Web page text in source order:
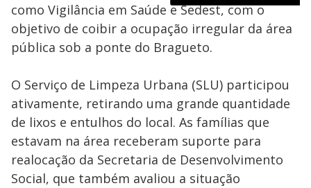
como Vigilância em Saúde e Sedest, com o
objetivo de coibir a ocupação irregular da área
pública sob a ponte do Bragueto.
O Serviço de Limpeza Urbana (SLU) participou
ativamente, retirando uma grande quantidade
de lixos e entulhos do local. As famílias que
estavam na área receberam suporte para
realocação da Secretaria de Desenvolvimento
Social, que também avaliou a situação